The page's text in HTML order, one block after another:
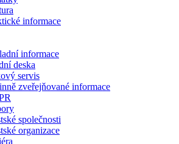
informace
informace
deska
servis
zveřejňované informace
společnosti
organizace